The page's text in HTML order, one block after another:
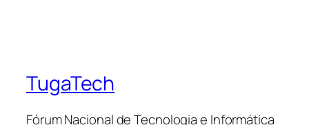
TugaTech
Fórum Nacional de Tecnologia e Informática